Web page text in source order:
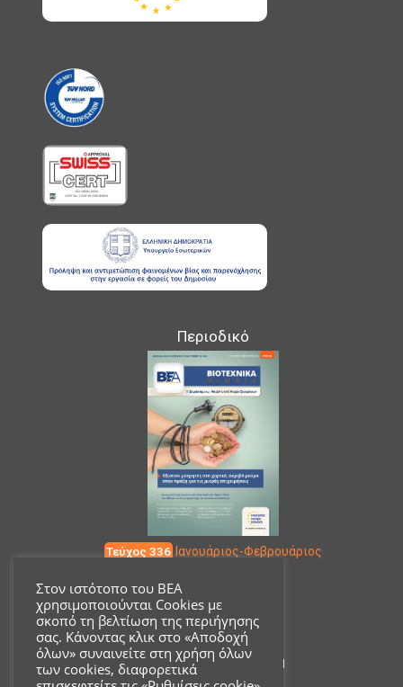
Περιοδικό
Τεύχος 336 Ιανουάριος-Φεβρουάριος
Επικοινωνία
Ακαδημίας 18, ΤΚ 10671
Στον ιστότοπο του ΒΕΑ
χρησιμοποιούνται Cookies με
σκοπό τη βελτίωση της περιήγησης
σας. Κάνοντας κλικ στο «Αποδοχή
όλων» συναινείτε στη χρήση όλων
των cookies, διαφορετικά